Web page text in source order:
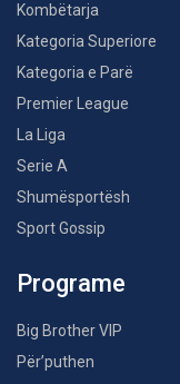
Kombëtarja
Kategoria Superiore
Kategoria e Parë
Premier League
La Liga
Serie A
Shumësportësh
Sport Gossip
Programe
Big Brother VIP
Për’puthen